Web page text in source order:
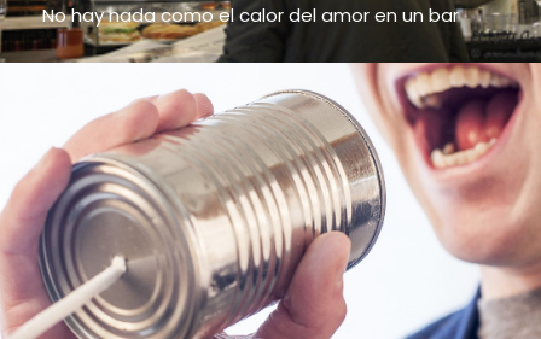
No hay nada como el calor del amor en un bar